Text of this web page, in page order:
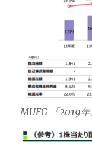
MUFG 「2019